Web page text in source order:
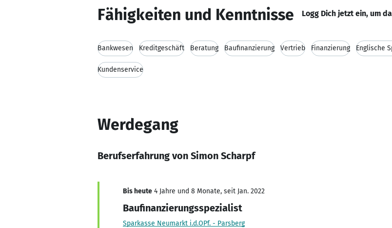
Fähigkeiten und Kenntnisse Logg Dich jetzt ein, um
Bankwesen Kreditgeschäft Beratung Baufinanzierung Vertrieb Finanzierung Englische
Kundenservice
Werdegang
Berufserfahrung von Simon Scharpf
Bis heute 4 Jahre und 8 Monate, seit Jan. 2022
Baufinanzierungsspezialist
Sparkasse Neumarkt i.d.OPf. - Parsberg